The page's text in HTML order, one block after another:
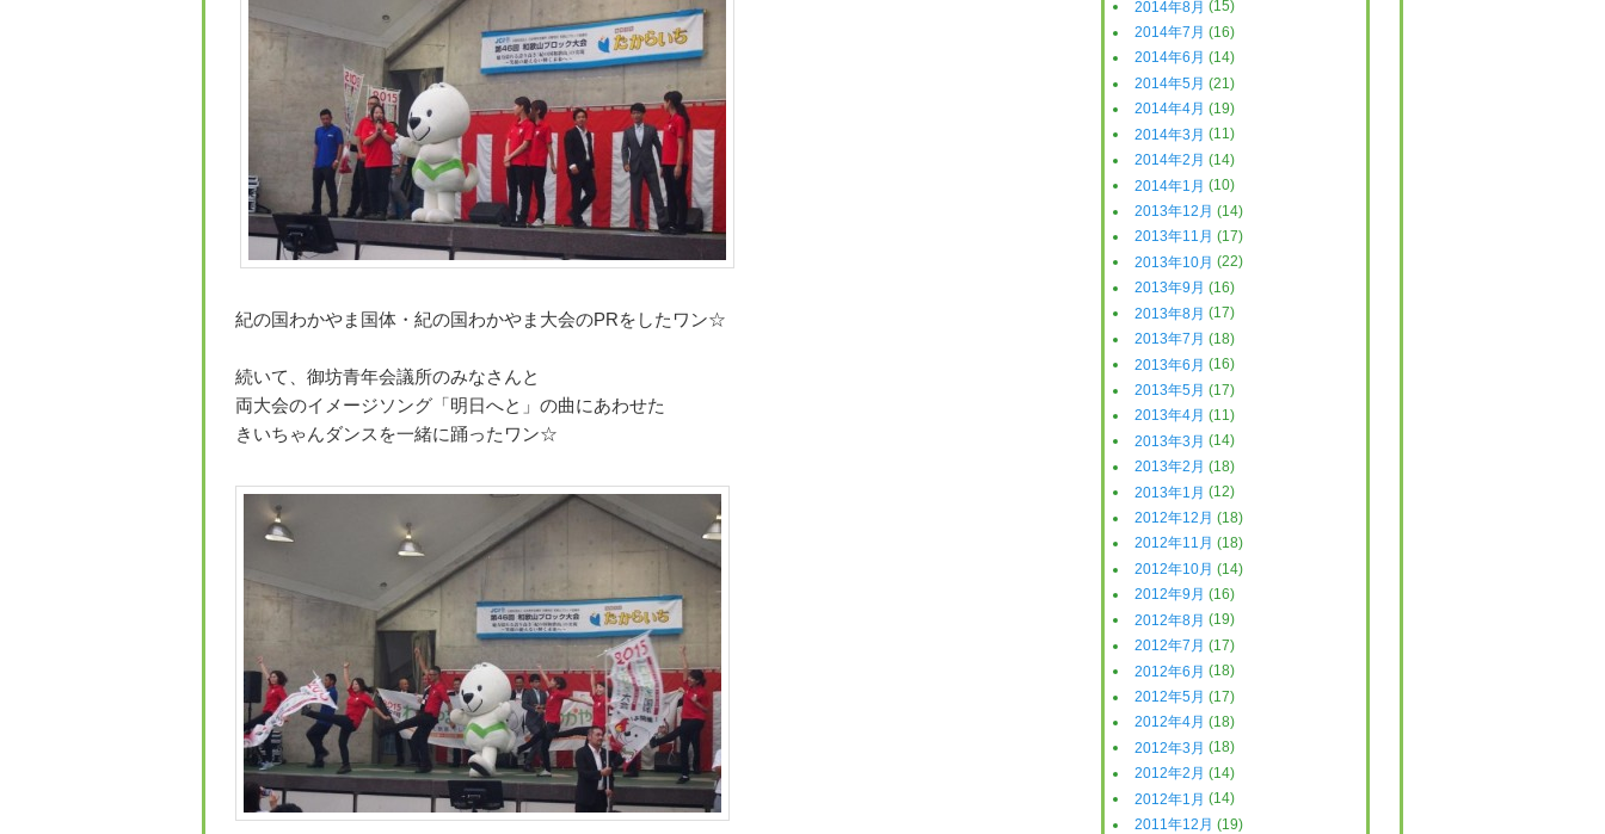
紀の国わかやま国体・紀の国わかやま大会のPRをしたワン☆
続いて、御坊青年会議所のみなさんと
両大会のイメージソング「明日へと」の曲にあわせた
きいちゃんダンスを一緒に踊ったワン☆
2014年8月 (15)
2014年7月 (16)
2014年6月 (14)
2014年5月 (21)
2014年4月 (19)
2014年3月 (11)
2014年2月 (14)
2014年1月 (10)
2013年12月 (14)
2013年11月 (17)
2013年10月 (22)
2013年9月 (16)
2013年8月 (17)
2013年7月 (18)
2013年6月 (16)
2013年5月 (17)
2013年4月 (11)
2013年3月 (14)
2013年2月 (18)
2013年1月 (12)
2012年12月 (18)
2012年11月 (18)
2012年10月 (14)
2012年9月 (16)
2012年8月 (19)
2012年7月 (17)
2012年6月 (18)
2012年5月 (17)
2012年4月 (18)
2012年3月 (18)
2012年2月 (14)
2012年1月 (14)
2011年12月 (19)